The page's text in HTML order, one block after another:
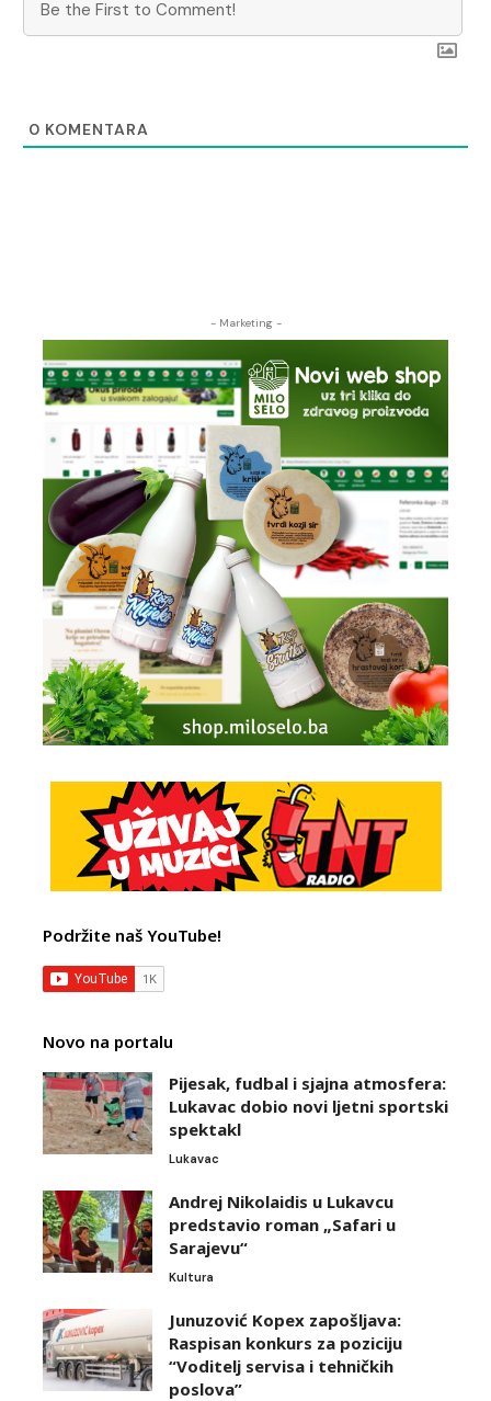
0 KOMENTARA
- Marketing -
Podržite naš YouTube!
Novo na portalu
Pijesak, fudbal i sjajna atmosfera:
Lukavac dobio novi ljetni sportski
spektakl
Lukavac
Andrej Nikolaidis u Lukavcu
predstavio roman „Safari u
Sarajevu“
Kultura
Junuzović Kopex zapošljava:
Raspisan konkurs za poziciju
“Voditelj servisa i tehničkih
poslova”